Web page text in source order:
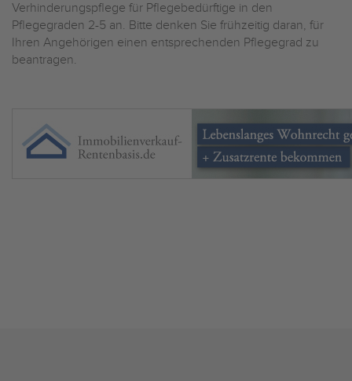
Verhinderungspflege für Pflegebedürftige in den
Pflegegraden 2-5 an. Bitte denken Sie frühzeitig daran, für
Ihren Angehörigen einen entsprechenden Pflegegrad zu
beantragen.